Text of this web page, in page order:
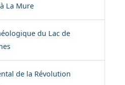
La Mure
du Lac de
de la Révolution